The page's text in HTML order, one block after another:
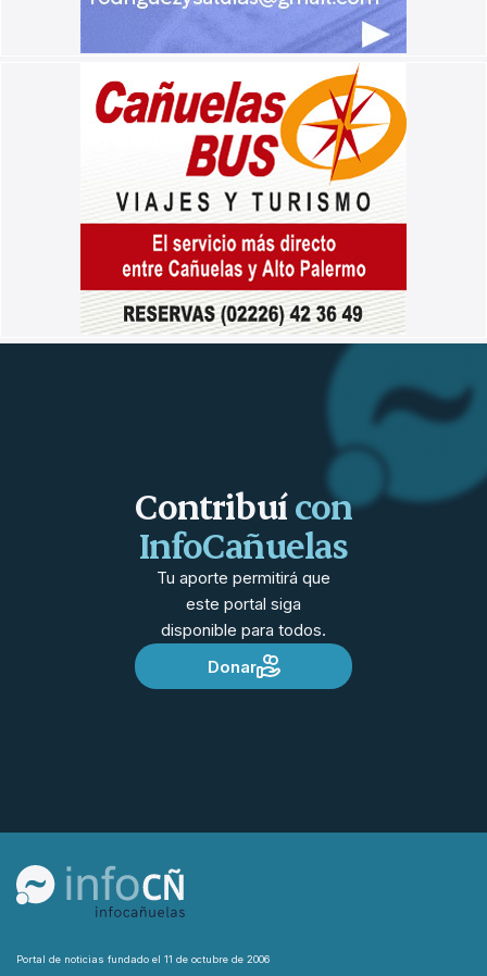
Contribuícon
InfoCañuelas
Tu aporte permitirá que
este portal siga
disponible para todos.
Donar
Portal de noticias fundado el 11 de octubre de 2006